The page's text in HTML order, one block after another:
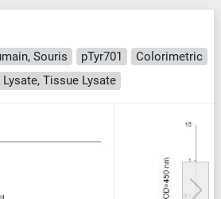
Souris pTyr701
Colorimetric
Lysate, Tissue Lysate